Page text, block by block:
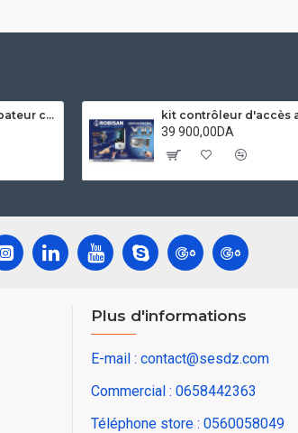
Thermostat oeuf incubateur contrôleur Hygrostat Ketotek XM18 entièrement automatique micro-ordinateur contrôle température humidité capteur
39 900,00DA
Plus d'informations
E-mail : contact@sesdz.com
Commercial : 0658442363
Téléphone store : 0560058049